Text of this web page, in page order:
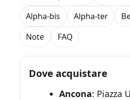
Alpha-bis
Alpha-ter
Note
FAQ
Dove acquistare
Ancona: Piazza